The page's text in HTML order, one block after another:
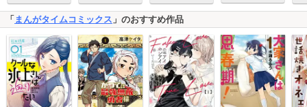
「 まんがタイムコミックス 」のおすすめ作品